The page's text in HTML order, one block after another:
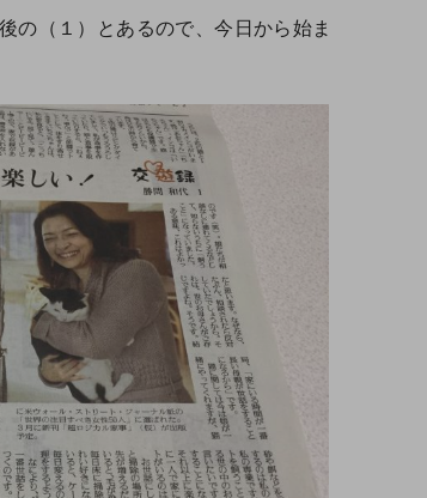
の（１）とあるので、今日から始ま